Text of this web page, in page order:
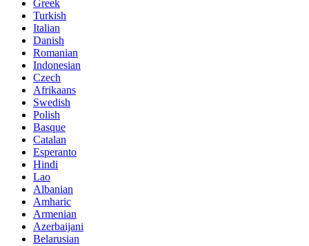
Greek
Turkish
Italian
Danish
Romanian
Indonesian
Czech
Afrikaans
Swedish
Polish
Basque
Catalan
Esperanto
Hindi
Lao
Albanian
Amharic
Armenian
Azerbaijani
Belarusian